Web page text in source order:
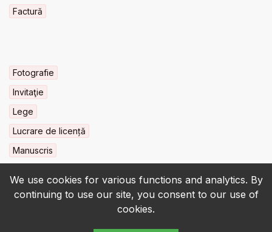
We use cookies for various functions and analytics. By
continuing to use our site, you consent to our use of
cookies.
Factură
Fotografie
Invitaţie
Lege
Lucrare de licență
Manuscris